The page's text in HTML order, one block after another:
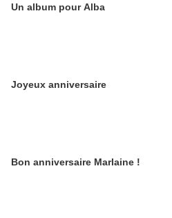
Un album pour Alba
Joyeux anniversaire
Bon anniversaire Marlaine !